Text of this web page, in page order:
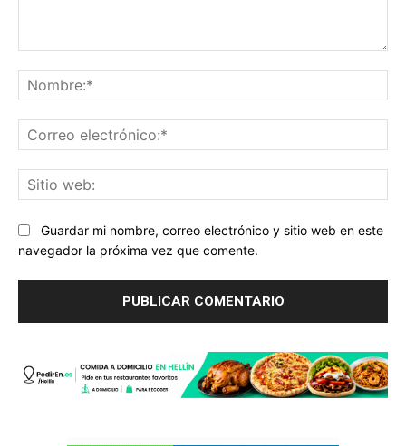
Guardar mi nombre, correo electrónico y sitio web en este
navegador la próxima vez que comente.